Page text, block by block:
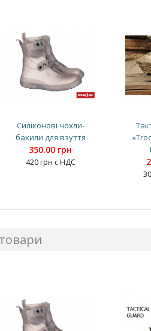
Силіконові чохли-
бахили для взуття
350.00 грн
420 грн с НДС